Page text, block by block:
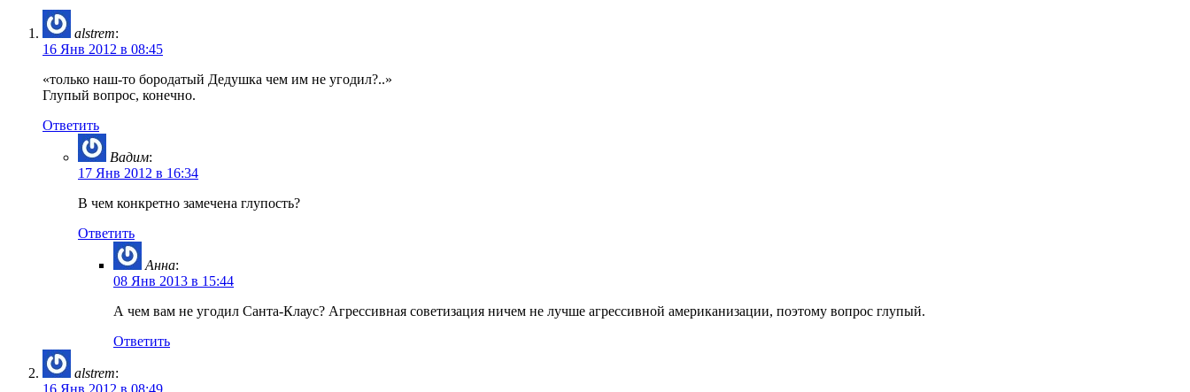
alstrem:
16 Янв 2012 в 08:45
«только наш-то бородатый Дедушка чем им не угодил?..»
Глупый вопрос, конечно.
Ответить
Вадим:
17 Янв 2012 в 16:34
В чем конкретно замечена глупость?
Ответить
Анна:
08 Янв 2013 в 15:44
А чем вам не угодил Санта-Клаус? Агрессивная советизация ничем не лучше агрессивной американизации, поэтому вопрос глупый.
Ответить
alstrem:
16 Янв 2012 в 08:49